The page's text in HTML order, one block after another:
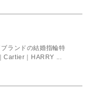
ランドの結婚指輪特
Cartier｜HARRY ...